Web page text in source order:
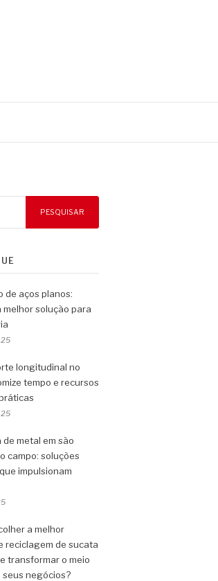
PESQUISAR
de aços planos:
melhor solução para
longitudinal no
tempo e recursos
de metal em são
campo: soluções
impulsionam
a melhor
reciclagem de sucata
transformar o meio
seus negócios?